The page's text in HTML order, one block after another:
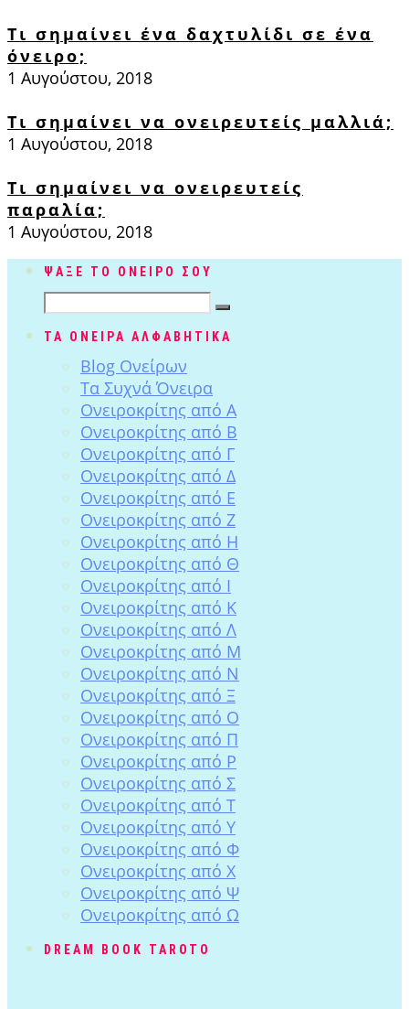
Τι σημαίνει ένα δαχτυλίδι σε ένα
όνειρο;
1 Αυγούστου, 2018
Τι σημαίνει να ονειρευτείς μαλλιά;
1 Αυγούστου, 2018
Τι σημαίνει να ονειρευτείς
παραλία;
1 Αυγούστου, 2018
ΨΑΞΕ ΤΟ ΟΝΕΙΡΟ ΣΟΥ
ΤΑ ΟΝΕΙΡΑ ΑΛΦΑΒΗΤΙΚΑ
Blog Ονείρων
Tα Συχνά Όνειρα
Ονειροκρίτης από Α
Ονειροκρίτης από Β
Ονειροκρίτης από Γ
Ονειροκρίτης από Δ
Ονειροκρίτης από Ε
Ονειροκρίτης από Ζ
Ονειροκρίτης από Η
Ονειροκρίτης από Θ
Ονειροκρίτης από Ι
Ονειροκρίτης από Κ
Ονειροκρίτης από Λ
Ονειροκρίτης από Μ
Ονειροκρίτης από Ν
Ονειροκρίτης από Ξ
Ονειροκρίτης από Ο
Ονειροκρίτης από Π
Ονειροκρίτης από Ρ
Ονειροκρίτης από Σ
Ονειροκρίτης από Τ
Ονειροκρίτης από Υ
Ονειροκρίτης από Φ
Ονειροκρίτης από Χ
Ονειροκρίτης από Ψ
Ονειροκρίτης από Ω
DREAM BOOK TAROTO